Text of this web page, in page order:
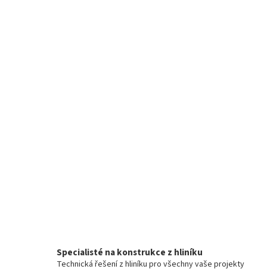
Specialisté na konstrukce z hliníku
Technická řešení z hliníku pro všechny vaše projekty